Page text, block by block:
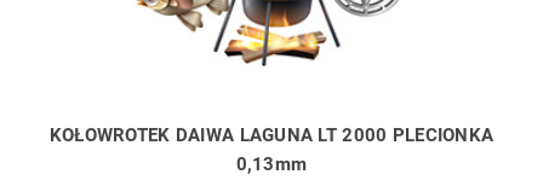
KOŁOWROTEK DAIWA LAGUNA LT 2000 PLECIONKA
0,13mm